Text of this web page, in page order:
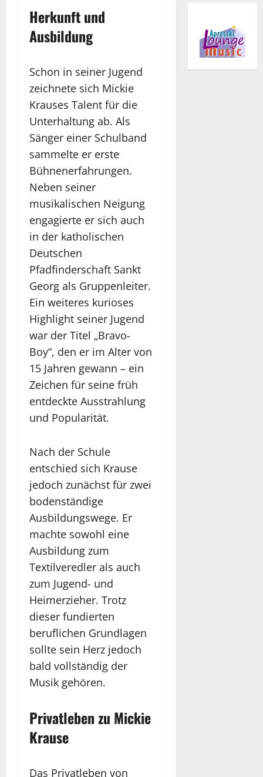
Herkunft und
Ausbildung
Schon in seiner Jugend
zeichnete sich Mickie
Krauses Talent für die
Unterhaltung ab. Als
Sänger einer Schulband
sammelte er erste
Bühnenerfahrungen.
Neben seiner
musikalischen Neigung
engagierte er sich auch
in der katholischen
Deutschen
Pfadfinderschaft Sankt
Georg als Gruppenleiter.
Ein weiteres kurioses
Highlight seiner Jugend
war der Titel „Bravo-
Boy“, den er im Alter von
15 Jahren gewann – ein
Zeichen für seine früh
entdeckte Ausstrahlung
und Popularität.
Nach der Schule
entschied sich Krause
jedoch zunächst für zwei
bodenständige
Ausbildungswege. Er
machte sowohl eine
Ausbildung zum
Textilveredler als auch
zum Jugend- und
Heimerzieher. Trotz
dieser fundierten
beruflichen Grundlagen
sollte sein Herz jedoch
bald vollständig der
Musik gehören.
Privatleben zu Mickie
Krause
Das Privatleben von